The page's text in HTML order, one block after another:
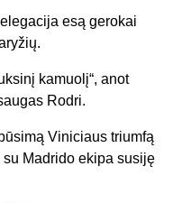
esą gerokai
kamuolį“, anot
Rodri.
Viniciaus triumfą
Madrido ekipa susiję